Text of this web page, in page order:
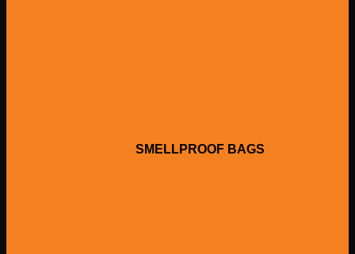
SMELLPROOF BAGS